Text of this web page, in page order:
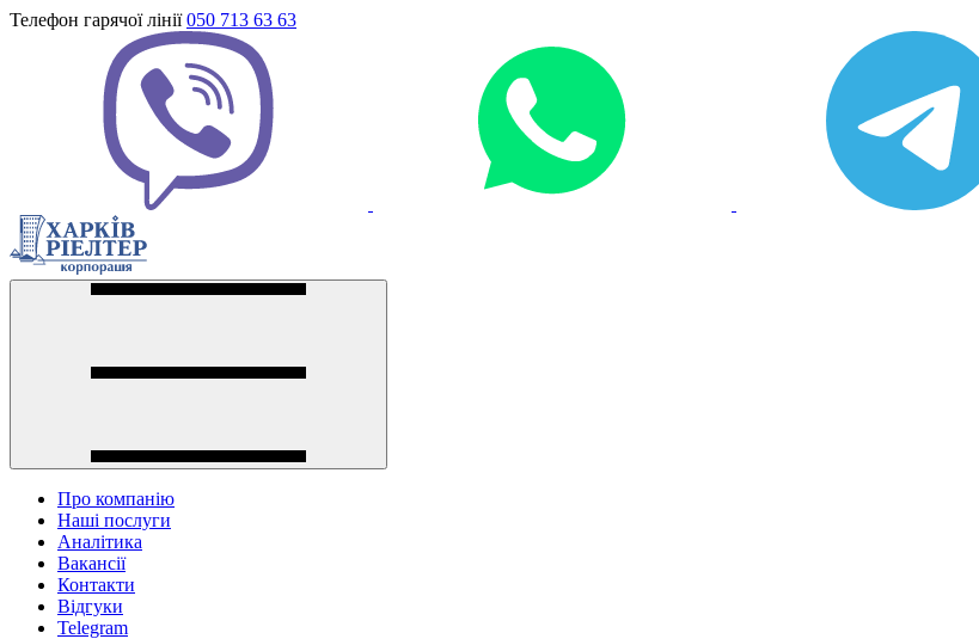
Телефон гарячої лінії 050 713 63 63
Про компанію
Наші послуги
Аналітика
Вакансії
Контакти
Відгуки
Telegram